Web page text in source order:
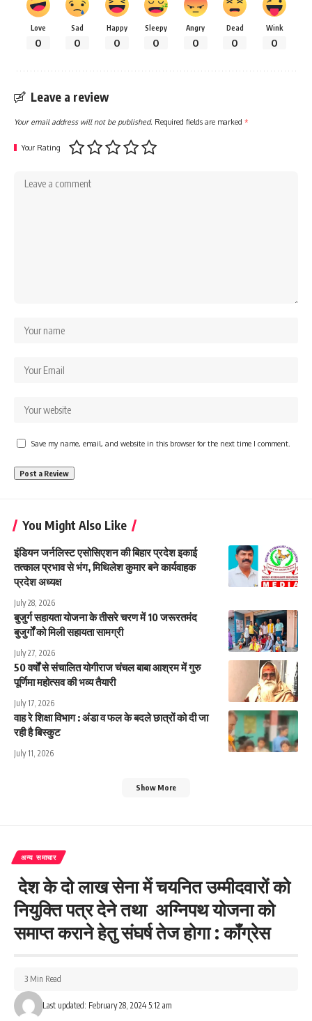
Love
0
Sad
0
Happy
0
Sleepy
0
Angry
0
Dead
0
Wink
0
Leave a review
Your email address will not be published. Required fields are marked *
Your Rating
Save my name, email, and website in this browser for the next time I comment.
You Might Also Like
इंडियन जर्नलिस्ट एसोसिएशन की बिहार प्रदेश इकाई
तत्काल प्रभाव से भंग, मिथिलेश कुमार बने कार्यवाहक
प्रदेश अध्यक्ष
July 28, 2026
बुजुर्ग सहायता योजना के तीसरे चरण में 10 जरूरतमंद
बुजुर्गों को मिली सहायता सामग्री
July 27, 2026
50 वर्षों से संचालित योगीराज चंचल बाबा आश्रम में गुरु
पूर्णिमा महोत्सव की भव्य तैयारी
July 17, 2026
वाह रे शिक्षा विभाग : अंडा व फल के बदले छात्रों को दी जा
रही है बिस्कुट
July 11, 2026
Show More
अन्य समाचार
देश के दो लाख सेना में चयनित उम्मीदवारों को
नियुक्ति पत्र देने तथा अग्निपथ योजना को
समाप्त कराने हेतु संघर्ष तेज होगा : कॉंग्रेस
Last updated: February 28, 2024 5:12 am
3 Min Read